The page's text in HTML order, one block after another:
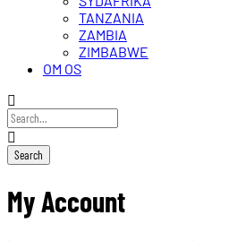
TANZANIA
ZAMBIA
ZIMBABWE
OM OS
My Account